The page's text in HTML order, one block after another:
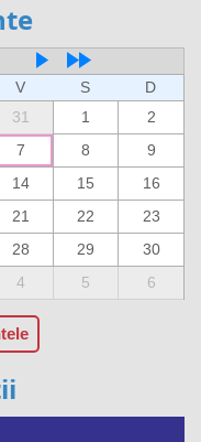
V S
D
31 1
2
7 8
9
14 15
16
21 22
23
28 29
30
4 5 6